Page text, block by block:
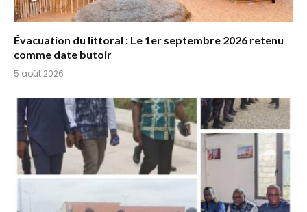
Évacuation du littoral : Le 1er septembre 2026 retenu
comme date butoir
5 août 2026